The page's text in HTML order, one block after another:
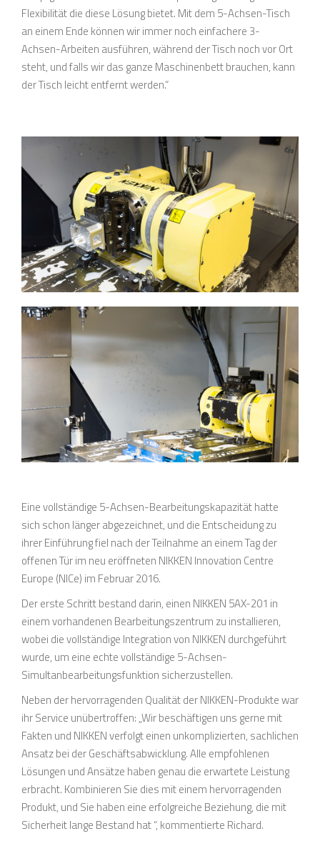
Flexibilität die diese Lösung bietet. Mit dem 5-Achsen-Tisch
an einem Ende können wir immer noch einfachere 3-
Achsen-Arbeiten ausführen, während der Tisch noch vor Ort
steht, und falls wir das ganze Maschinenbett brauchen, kann
der Tisch leicht entfernt werden.“
Eine vollständige 5-Achsen-Bearbeitungskapazität hatte
sich schon länger abgezeichnet, und die Entscheidung zu
ihrer Einführung fiel nach der Teilnahme an einem Tag der
offenen Tür im neu eröffneten NIKKEN Innovation Centre
Europe (NICe) im Februar 2016.
Der erste Schritt bestand darin, einen NIKKEN 5AX-201 in
einem vorhandenen Bearbeitungszentrum zu installieren,
wobei die vollständige Integration von NIKKEN durchgeführt
wurde, um eine echte vollständige 5-Achsen-
Simultanbearbeitungsfunktion sicherzustellen.
Neben der hervorragenden Qualität der NIKKEN-Produkte war
ihr Service unübertroffen: „Wir beschäftigen uns gerne mit
Fakten und NIKKEN verfolgt einen unkomplizierten, sachlichen
Ansatz bei der Geschäftsabwicklung. Alle empfohlenen
Lösungen und Ansätze haben genau die erwartete Leistung
erbracht. Kombinieren Sie dies mit einem hervorragenden
Produkt, und Sie haben eine erfolgreiche Beziehung, die mit
Sicherheit lange Bestand hat “, kommentierte Richard.